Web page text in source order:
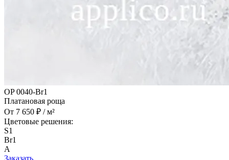
OP 0040-Br1
Платановая роща
От 7 650 ₽ / м²
Цветовые решения:
S1
Br1
A
Заказать